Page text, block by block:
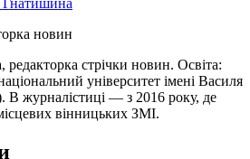
новин
редакторка стрічки новин. Освіта:
університет імені Василя
В журналістиці — з 2016 року, де
вінницьких ЗМІ.